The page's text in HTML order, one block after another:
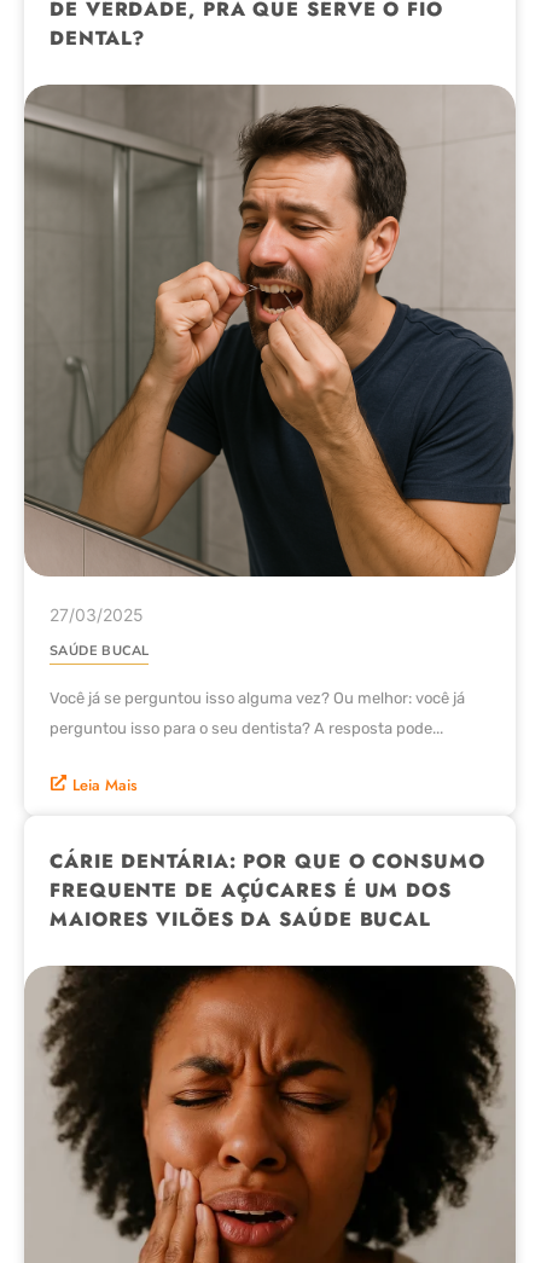
DE VERDADE, PRA QUE SERVE O FIO
DENTAL?
27/03/2025
SAÚDE BUCAL
Você já se perguntou isso alguma vez? Ou melhor: você já
perguntou isso para o seu dentista? A resposta pode...
Leia Mais
CÁRIE DENTÁRIA: POR QUE O CONSUMO
FREQUENTE DE AÇÚCARES É UM DOS
MAIORES VILÕES DA SAÚDE BUCAL